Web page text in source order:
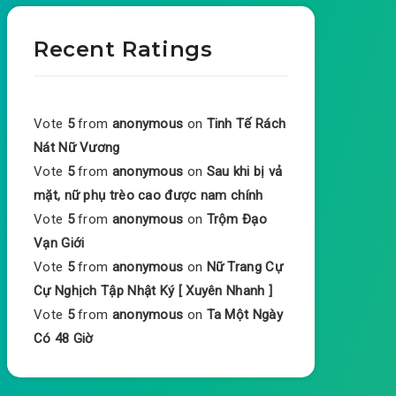
Recent Ratings
Vote 5 from anonymous on Tinh Tế Rách
Nát Nữ Vương
Vote 5 from anonymous on Sau khi bị vả
mặt, nữ phụ trèo cao được nam chính
Vote 5 from anonymous on Trộm Đạo
Vạn Giới
Vote 5 from anonymous on Nữ Trang Cự
Cự Nghịch Tập Nhật Ký [ Xuyên Nhanh ]
Vote 5 from anonymous on Ta Một Ngày
Có 48 Giờ